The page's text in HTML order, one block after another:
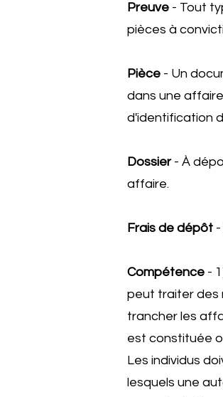
Preuve - Tout
pièces à
Pièce - Un
dans une
d'identification
Dossier- À
affaire.
Frais de dépôt
Compétence -
peut traiter des
trancher les
est constituée
Les individus
lesquels une